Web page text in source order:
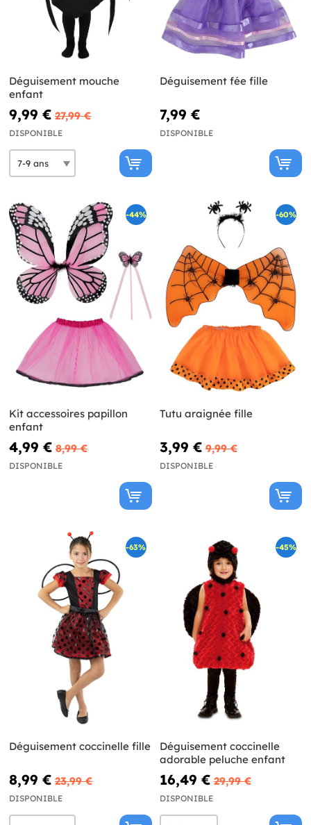
Déguisement mouche
enfant
9,99 € 27,99 €
DISPONIBLE
Déguisement fée fille
7,99 €
DISPONIBLE
-44%
Kit accessoires papillon
enfant
4,99 € 8,99 €
DISPONIBLE
-60%
Tutu araignée fille
3,99 € 9,99 €
DISPONIBLE
-63%
Déguisement coccinelle fille
8,99 € 23,99 €
DISPONIBLE
-45%
Déguisement coccinelle
adorable peluche enfant
16,49 € 29,99 €
DISPONIBLE